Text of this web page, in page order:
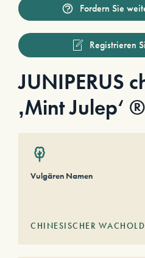
Fordern Sie
Registrieren
JUNIPERUS
‚Mint Julep‘ ®
Vulgären Namen
CHINESISCHER